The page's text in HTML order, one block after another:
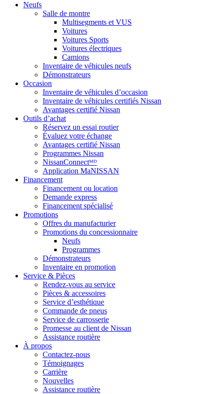
Neufs
Salle de montre
Multisegments et VUS
Voitures
Voitures Sports
Voitures électriques
Camions
Inventaire de véhicules neufs
Démonstrateurs
Occasion
Inventaire de véhicules d’occasion
Inventaire de véhicules certifiés Nissan
Avantages certifié Nissan
Outils d’achat
Réservez un essai routier
Évaluez votre échange
Avantages certifié Nissan
Programmes Nissan
NissanConnectᴹᴰ
Application MaNISSAN
Financement
Financement ou location
Demande express
Financement spécialisé
Promotions
Offres du manufacturier
Promotions du concessionnaire
Neufs
Programmes
Démonstrateurs
Inventaire en promotion
Service & Pièces
Rendez-vous au service
Pièces & accessoires
Service d’esthétique
Commande de pneus
Service de carrosserie
Promesse au client de Nissan
Assistance routière
À propos
Contactez-nous
Témoignages
Carrière
Nouvelles
Assistance routière